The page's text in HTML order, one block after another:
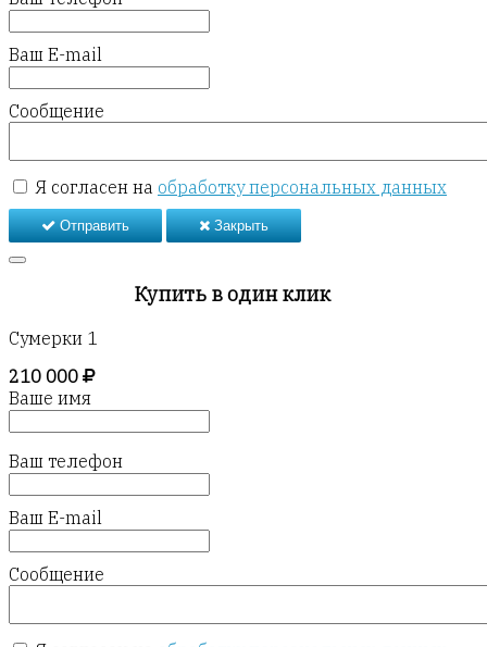
Ваш E-mail
Сообщение
Я согласен на обработку персональных данных
Отправить Закрыть
Купить в один клик
Сумерки 1
210 000
Ваше имя
Ваш телефон
Ваш E-mail
Сообщение